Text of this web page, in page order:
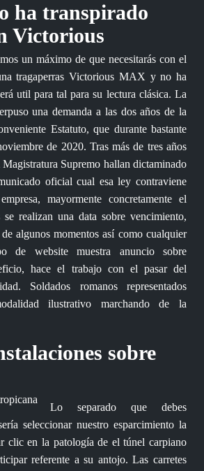
ha transpirado
Victorious
un máximo de que necesitarás con el
tragaperras Victorious MAX y no ha
util para tal para su lectura clásica. La
una demanda a las dos años de la
Estatuto, que durante bastante
de 2020. Tras más de tres años
Supremo hallan dictaminado
oficial cual esa ley contraviene
mayormente concretamente el
realizan una data sobre vencimiento,
algunos momentos así­ como cualquier
de website muestra anuncio sobre
hace el trabajo con el pasar del
Soldados romanos representados
ilustrativo marchando de la
sobre
Lo separado que debes
seleccionar nuestro esparcimiento la
clic en la patologí­a de el túnel carpiano
referente a su antojo. Las carretes